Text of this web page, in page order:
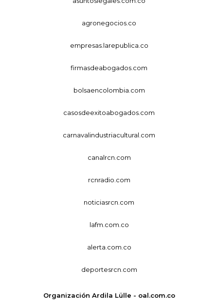
agronegocios.co
empresas.larepublica.co
firmasdeabogados.com
bolsaencolombia.com
casosdeexitoabogados.com
carnavalindustriacultural.com
canalrcn.com
rcnradio.com
noticiasrcn.com
lafm.com.co
alerta.com.co
deportesrcn.com
Organización Ardila Lülle - oal.com.co